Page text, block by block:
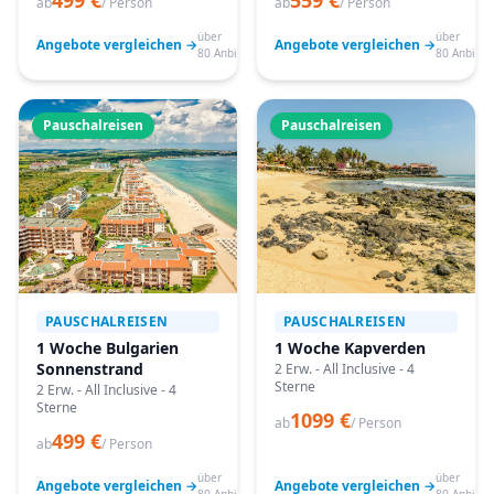
Angebote vergleichen →über
80 Anbieter
Angebote vergleichen →über
80
Pauschalreisen
PAUSCHALREISEN
1 Woche Bulgarien
Sonnenstrand
2 Erw. - All Inclusive - 4
Sterne
ab499 €/ Person
Angebote vergleichen →über
Pauschalreisen
PAUSCHALREISEN
1 Woche Kapverden
2 Erw. - All Inclusive - 4
Sterne
ab1099 €/ Person
Angebote vergleichen →über